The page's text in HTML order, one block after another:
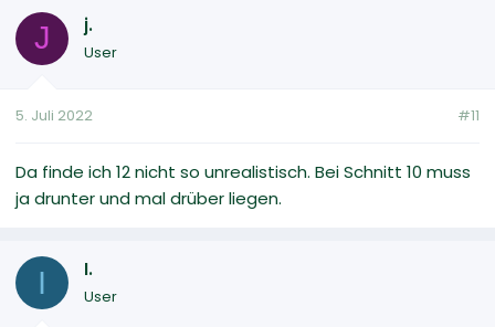
J j.
User
5. Juli 2022 #11
Da finde ich 12 nicht so unrealistisch. Bei Schnitt 10 muss
ja drunter und mal drüber liegen.
I I.
User